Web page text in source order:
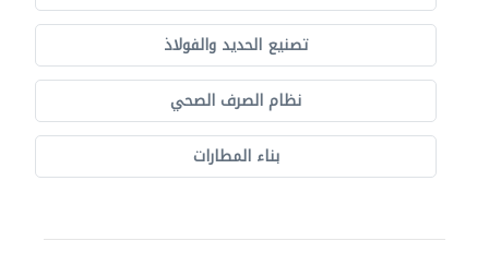
تصنيع الحديد والفولاذ
نظام الصرف الصحي
بناء المطارات